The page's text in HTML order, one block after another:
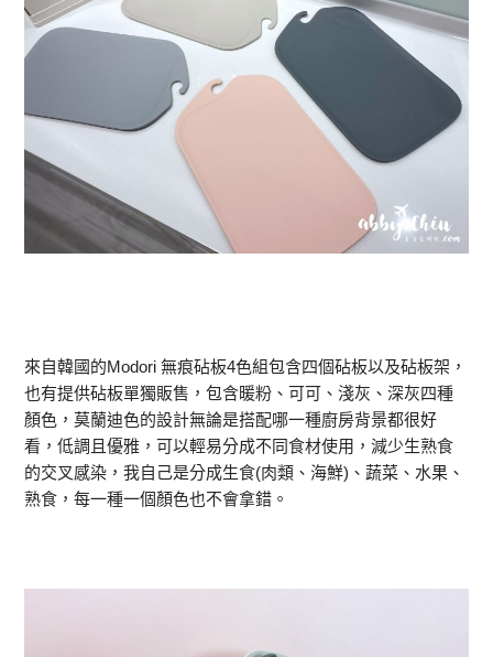
來自韓國的Modori 無痕砧板4色組包含四個砧板以及砧板架，
也有提供砧板單獨販售，包含暖粉、可可、淺灰、深灰四種
顏色，莫蘭迪色的設計無論是搭配哪一種廚房背景都很好
看，低調且優雅，可以輕易分成不同食材使用，減少生熟食
的交叉感染，我自己是分成生食(肉類、海鮮)、蔬菜、水果、
熟食，每一種一個顏色也不會拿錯。